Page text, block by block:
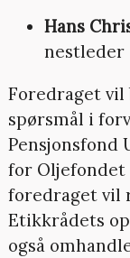
Hans
nestleder
Foredraget vil
spørsmål i
Pensjonsfond
for Oljefondet
foredraget vil
Etikkrådets
også